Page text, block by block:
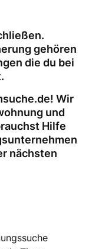
gehören
die du bei
Wir
und
Hilfe
nächsten